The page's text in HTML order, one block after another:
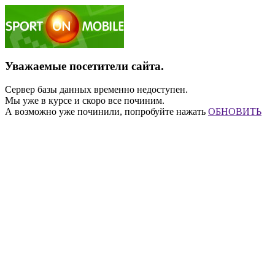
Уважаемые посетители сайта.
Сервер базы данных временно недоступен.
Мы уже в курсе и скоро все починим.
А возможно уже починили, попробуйте нажать ОБНОВИТЬ